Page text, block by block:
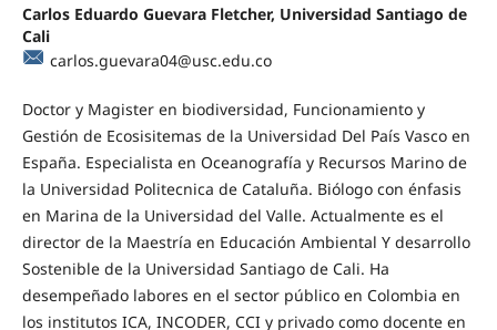
Carlos Eduardo Guevara Fletcher, Universidad Santiago de
Cali
carlos.guevara04@usc.edu.co
Doctor y Magister en biodiversidad, Funcionamiento y
Gestión de Ecosisitemas de la Universidad Del País Vasco en
España. Especialista en Oceanografía y Recursos Marino de
la Universidad Politecnica de Cataluña. Biólogo con énfasis
en Marina de la Universidad del Valle. Actualmente es el
director de la Maestría en Educación Ambiental Y desarrollo
Sostenible de la Universidad Santiago de Cali. Ha
desempeñado labores en el sector público en Colombia en
los institutos ICA, INCODER, CCI y privado como docente en